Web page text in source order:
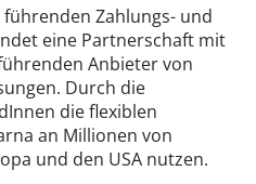
Zahlungs- und
eine Partnerschaft mit
Anbieter von
Durch die
die flexiblen
an Millionen von
und den USA nutzen.